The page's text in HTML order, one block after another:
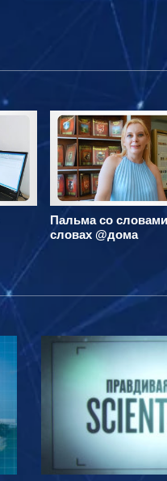
Пальма со
словах @дома